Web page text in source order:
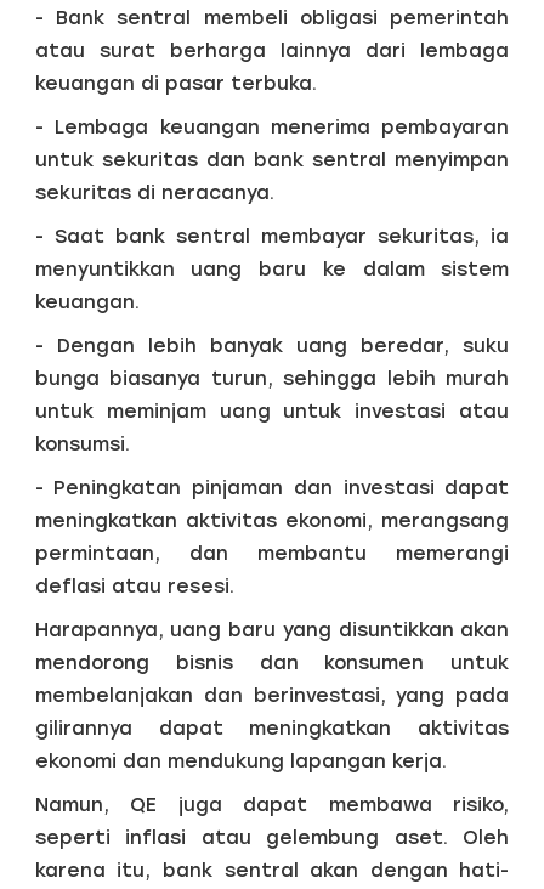
- Bank sentral membeli obligasi pemerintah
atau surat berharga lainnya dari lembaga
keuangan di pasar terbuka.
- Lembaga keuangan menerima pembayaran
untuk sekuritas dan bank sentral menyimpan
sekuritas di neracanya.
- Saat bank sentral membayar sekuritas, ia
menyuntikkan uang baru ke dalam sistem
keuangan.
- Dengan lebih banyak uang beredar, suku
bunga biasanya turun, sehingga lebih murah
untuk meminjam uang untuk investasi atau
konsumsi.
- Peningkatan pinjaman dan investasi dapat
meningkatkan aktivitas ekonomi, merangsang
permintaan, dan membantu memerangi
deflasi atau resesi.
Harapannya, uang baru yang disuntikkan akan
mendorong bisnis dan konsumen untuk
membelanjakan dan berinvestasi, yang pada
gilirannya dapat meningkatkan aktivitas
ekonomi dan mendukung lapangan kerja.
Namun, QE juga dapat membawa risiko,
seperti inflasi atau gelembung aset. Oleh
karena itu, bank sentral akan dengan hati-